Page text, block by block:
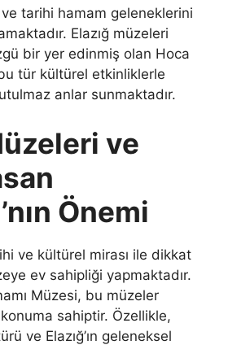
tarihi hamam geleneklerini
Elazığ müzeleri
bir yer edinmiş olan Hoca
tür kültürel etkinliklerle
anlar sunmaktadır.
ve
Önemi
ve kültürel mirası ile dikkat
ev sahipliği yapmaktadır.
Müzesi, bu müzeler
sahiptir. Özellikle,
ve Elazığ’ın geleneksel